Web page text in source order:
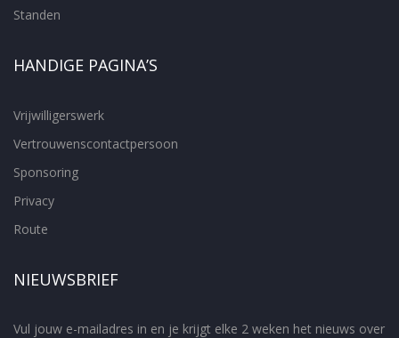
Standen
HANDIGE PAGINA’S
Vrijwilligerswerk
Vertrouwenscontactpersoon
Sponsoring
Privacy
Route
NIEUWSBRIEF
Vul jouw e-mailadres in en je krijgt elke 2 weken het nieuws over